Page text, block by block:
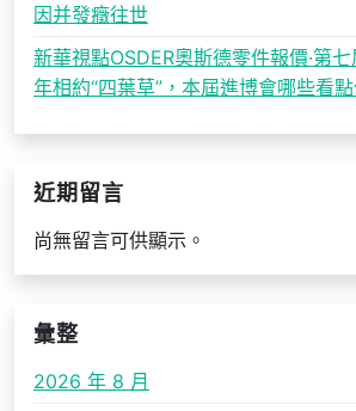
因并發癥往世
新華視點OSDER奧斯德零件報價·第
年相約“四葉草”，本屆進博會哪些看
近期留言
尚無留言可供顯示。
彙整
2026 年 8 月